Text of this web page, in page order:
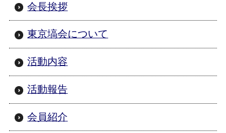
八溝山
協和 貝化石
寺西 ふじたとうこ
こんにゃく
会長挨拶
東京塙会について
活動内容
活動報告
会員紹介